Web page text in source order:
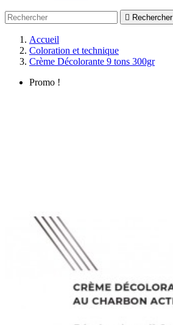
 Rechercher
Accueil
Coloration et technique
Crème Décolorante 9 tons 300gr
Promo !